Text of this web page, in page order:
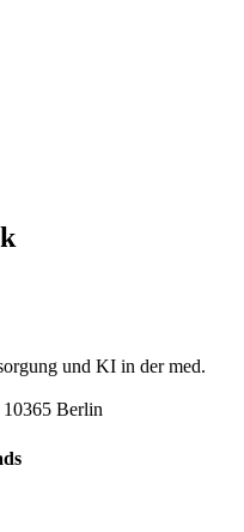
und KI in der med.
10365 Berlin